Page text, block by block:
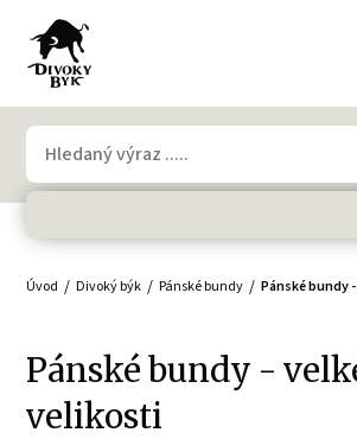
Úvod Divoký býk Pánské bundy Pánské bundy
Pánské bundy -
velikosti